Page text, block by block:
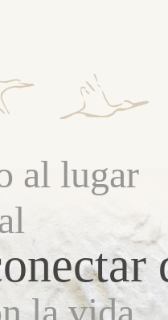
al lugar